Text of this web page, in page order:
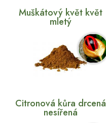
Muškátový květ květ
mletý
Citronová kůra drcená
nesířená